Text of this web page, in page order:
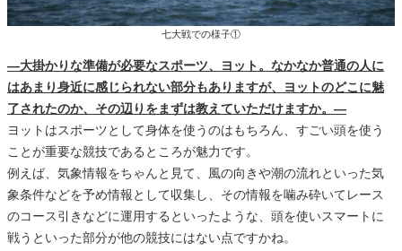
七大戦での様子①
―大掛かりな準備が必要なスポーツ、ヨット。なかなか普通の人に
はあまり身近に感じられない部分もありますが、ヨットのどこに魅
了されたのか、その辺りをまずは教えていただけますか。―
ヨットはスポーツとして身体を使うのはもちろん、すごい頭を使う
ことが重要な競技であるところが魅力です。
例えば、気象情報をちゃんと見て、風の向きや潮の流れといった気
象条件などを予め情報として収集し、その情報を噛み砕いてレース
のコース引きなどに運用するといったような、頭を使いスマートに
戦うといった部分が他の競技にはない点ですかね。